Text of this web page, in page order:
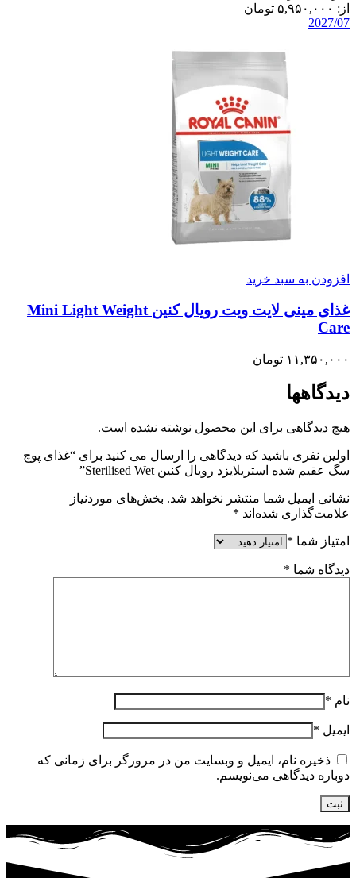
از: ۵,۹۵۰,۰۰۰ تومان
2027/07
افزودن به سبد خرید
غذای مینی لایت ویت رویال کنین Mini Light Weight
Care
۱۱,۳۵۰,۰۰۰ تومان
دیدگاهها
هیچ دیدگاهی برای این محصول نوشته نشده است.
اولین نفری باشید که دیدگاهی را ارسال می کنید برای “غذای پوچ
سگ عقیم شده استریلایزد رویال کنین Sterilised Wet”
نشانی ایمیل شما منتشر نخواهد شد. بخش‌های موردنیاز
علامت‌گذاری شده‌اند *
امتیاز شما *
دیدگاه شما *
نام *
ایمیل *
ذخیره نام، ایمیل و وبسایت من در مرورگر برای زمانی که
دوباره دیدگاهی می‌نویسم.